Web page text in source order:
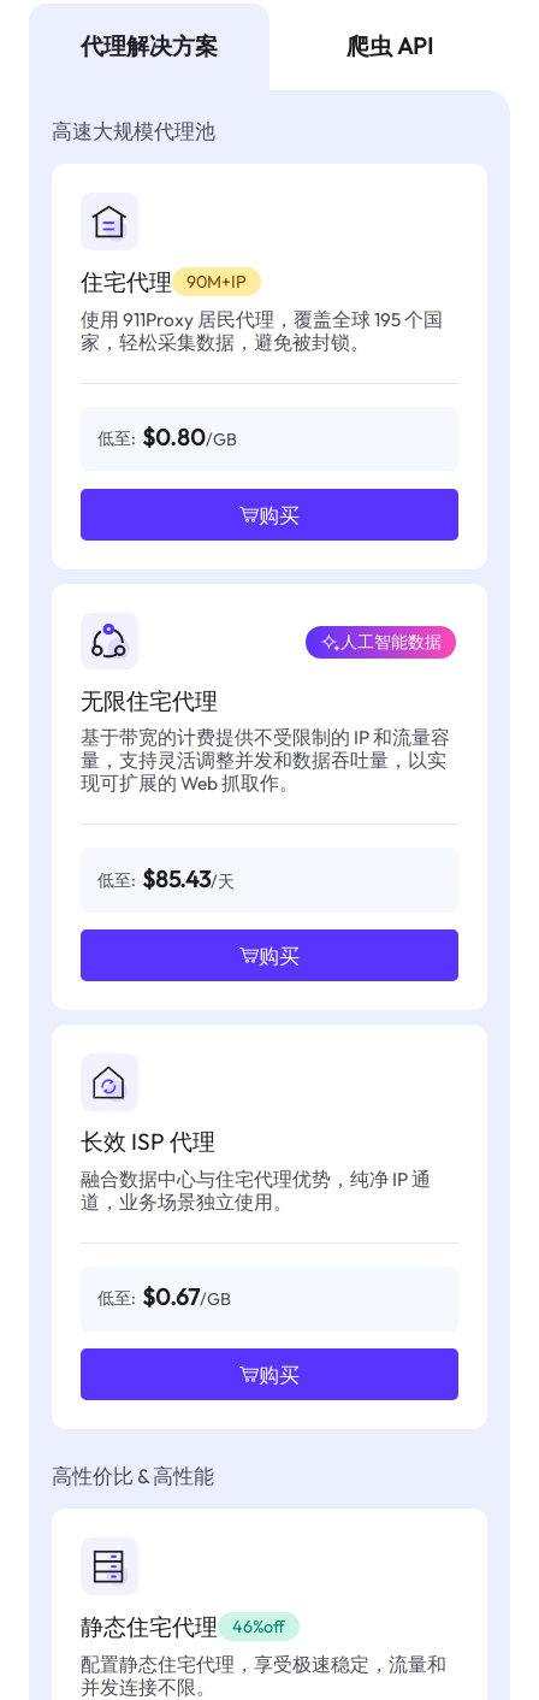
代理解决方案 爬虫 API
高速大规模代理池
住宅代理 90M+IP
使用 911Proxy 居民代理，覆盖全球 195 个国
家，轻松采集数据，避免被封锁。
低至: $0.80/GB
购买
无限住宅代理
人工智能数据
基于带宽的计费提供不受限制的 IP 和流量容
量，支持灵活调整并发和数据吞吐量，以实
现可扩展的 Web 抓取作。
低至: $85.43/天
购买
长效 ISP 代理
融合数据中心与住宅代理优势，纯净 IP 通
道，业务场景独立使用。
低至: $0.67/GB
购买
高性价比 & 高性能
静态住宅代理 46%off
配置静态住宅代理，享受极速稳定，流量和
并发连接不限。